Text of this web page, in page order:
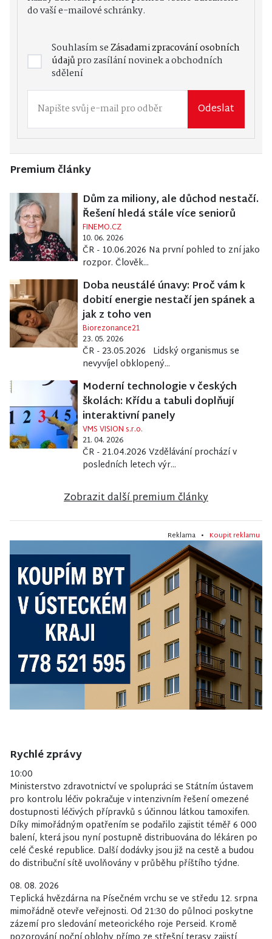
do vaší e-mailové schránky.
Souhlasím seZásadami zpracování osobních
údajůpro zasílání novinek a obchodních
sdělení
Odeslat
Premium články
Dům za miliony, ale důchod nestačí.
Řešení hledá stále více seniorů
FINEMO.CZ
10. 06. 2026
ČR - 10.06.2026 Na první pohled to zní jako
rozpor. Člověk...
Doba neustálé únavy: Proč vám k
dobití energie nestačí jen spánek a
jak z toho ven
Biorezonance21
23. 05. 2026
ČR - 23.05.2026 Lidský organismus se
nevyvíjel obklopený...
Moderní technologie v českých
školách: Křídu a tabuli doplňují
interaktivní panely
VMS VISION s.r.o.
21. 04. 2026
ČR - 21.04.2026 Vzdělávání prochází v
posledních letech výr...
Zobrazit další premium články
Reklama • Koupit reklamu
Rychlé zprávy
10:00
Ministerstvo zdravotnictví ve spolupráci se Státním ústavem
pro kontrolu léčiv pokračuje v intenzivním řešení omezené
dostupnosti léčivých přípravků s účinnou látkou tamoxifen.
Díky mimořádným opatřením se podařilo zajistit téměř 6 000
balení, která jsou nyní postupně distribuována do lékáren po
celé České republice. Další dodávky jsou již na cestě a budou
do distribuční sítě uvolňovány v průběhu příštího týdne.
08. 08. 2026
Teplická hvězdárna na Písečném vrchu se ve středu 12. srpna
mimořádně otevře veřejnosti. Od 21:30 do půlnoci poskytne
zázemí pro sledování meteorického roje Perseid. Kromě